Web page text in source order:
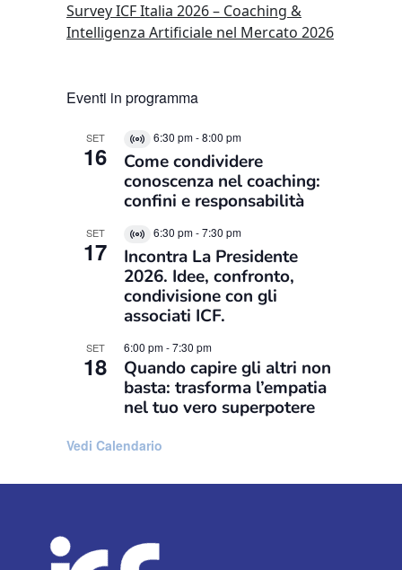
Survey ICF Italia 2026 – Coaching &
Intelligenza Artificiale nel Mercato 2026
Eventi in programma
SET
16
Virtual
Evento
6:30 pm-8:00 pm
Come condividere
conoscenza nel coaching:
confini e responsabilità
SET
17
Virtual
Evento
6:30 pm-7:30 pm
Incontra La Presidente
2026. Idee, confronto,
condivisione con gli
associati ICF.
SET
18
6:00 pm-7:30 pm
Quando capire gli altri non
basta: trasforma l’empatia
nel tuo vero superpotere
Vedi Calendario